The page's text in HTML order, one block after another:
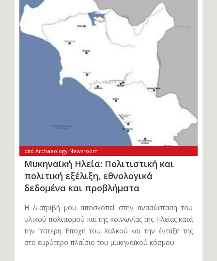
από Archaeology Newsroom
Μυκηναϊκή Ηλεία: Πολιτιστική και
πολιτική εξέλιξη, εθνολογικά
δεδομένα και προβλήματα
Η διατριβή μου αποσκοπεί στην ανασύσταση του
υλικού πολιτισμού και της κοινωνίας της Ηλείας κατά
την Ύστερη Εποχή του Χαλκού και την ένταξή της
στο ευρύτερο πλαίσιο του μυκηναϊκού κόσμου